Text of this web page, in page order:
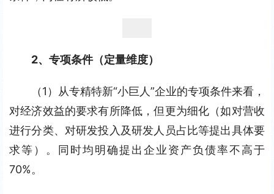
2、专项条件（定量维度）
（1）从专精特新“小巨人”企业的专项条件来看，
对经济效益的要求有所降低，但更为细化（如对营收
进行分类、对研发投入及研发人员占比等提出具体要
求等）。同时均明确提出企业资产负债率不高于
70%。